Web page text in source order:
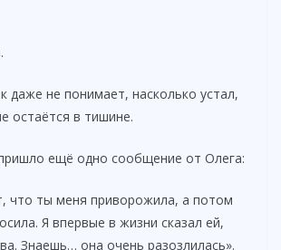
даже не понимает, насколько устал,
остаётся в тишине.
ещё одно сообщение от Олега:
что ты меня приворожила, а потом
Я впервые в жизни сказал ей,
Знаешь… она очень разозлилась».